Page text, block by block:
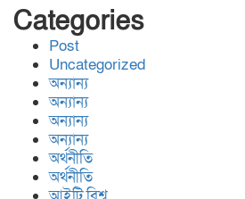
Categories
Post
Uncategorized
অন্যান্য
অন্যান্য
অন্যান্য
অন্যান্য
অর্থনীতি
অর্থনীতি